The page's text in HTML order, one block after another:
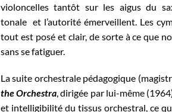
violoncelles tantôt sur les aigus du
tonale et l’autorité émerveillent. Les
tout est posé et clair, de sorte à ce que
sans se fatiguer.
La suite orchestrale pédagogique
the Orchestra , dirigée par lui-même
et intelligibilité du tissus orchestral, ce